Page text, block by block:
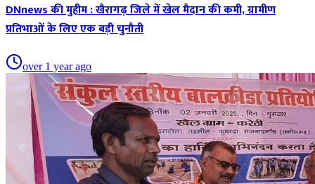
DNnews की मुहीम : खैरागढ़ जिले में खेल मैदान की कमी, ग्रामीण
प्रतिभाओं के लिए एक बड़ी चुनौती
over 1 year ago